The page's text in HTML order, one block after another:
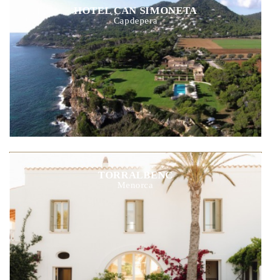
HOTEL CAN SIMONETA
Capdepera
TORRALBENC
Menorca